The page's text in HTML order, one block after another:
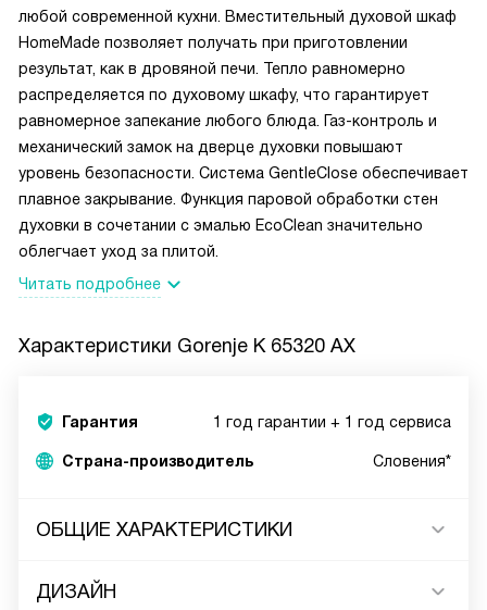
любой современной кухни. Вместительный духовой шкаф
HomeMade позволяет получать при приготовлении
результат, как в дровяной печи. Тепло равномерно
распределяется по духовому шкафу, что гарантирует
равномерное запекание любого блюда. Газ-контроль и
механический замок на дверце духовки повышают
уровень безопасности. Система GentleClose обеспечивает
плавное закрывание. Функция паровой обработки стен
духовки в сочетании с эмалью EcoClean значительно
облегчает уход за плитой.
Читать подробнее
Характеристики Gorenje K 65320 AX
Гарантия 1 год гарантии + 1 год сервиса
Страна-производитель Словения*
ОБЩИЕ ХАРАКТЕРИСТИКИ
ДИЗАЙН